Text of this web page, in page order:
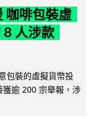
咖啡包裝虛
8 人涉款
包裝的虛擬貨幣投
逾 200 宗舉報，涉